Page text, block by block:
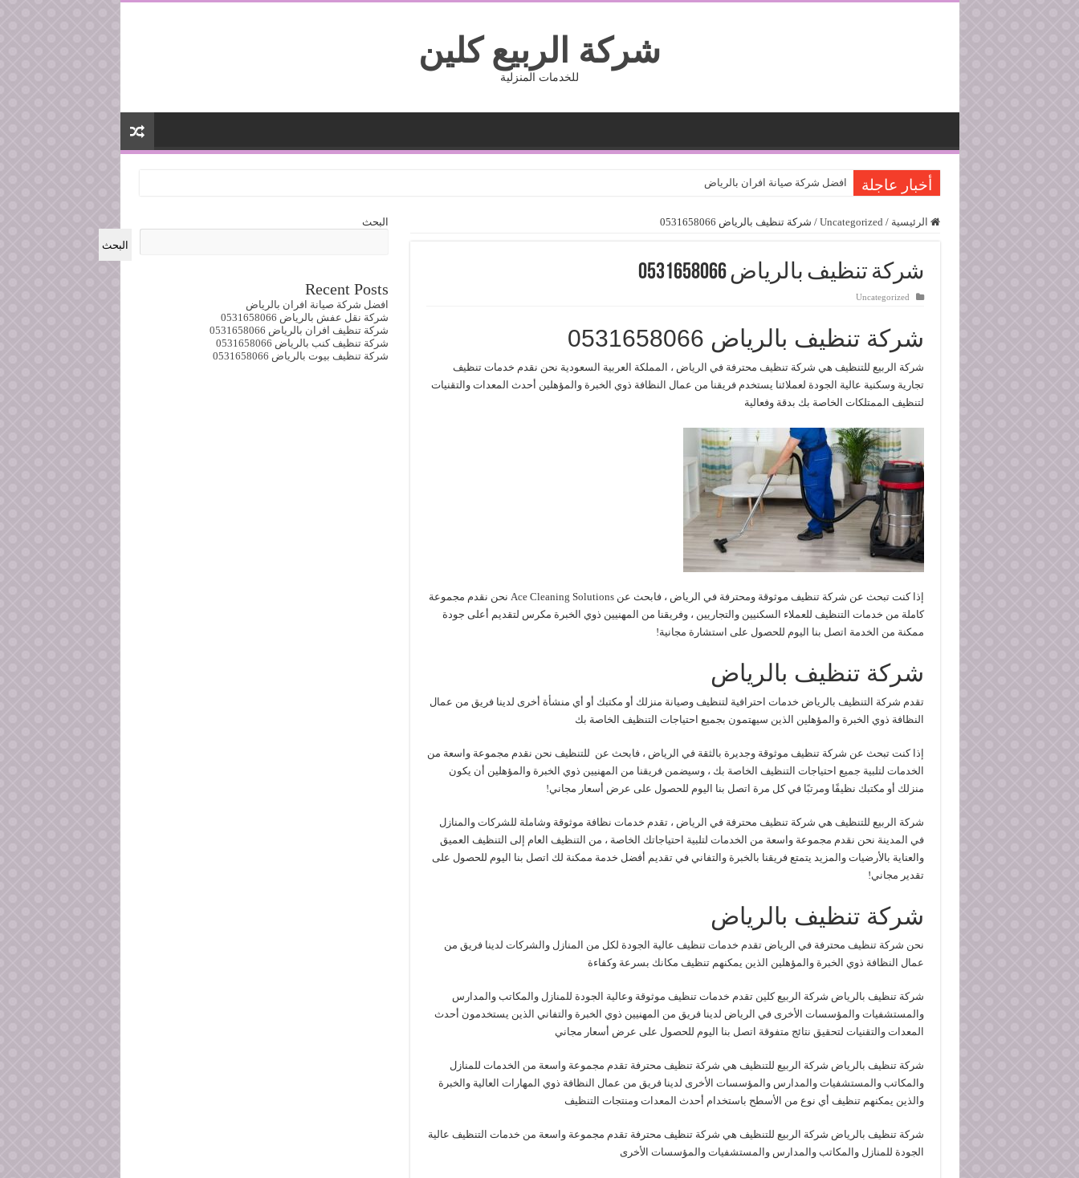
شركة الربيع كلين
للخدمات المنزلية
أخبار عاجلة افضل شركة صيانة افران بالرياض
الرئيسية /
Uncategorized
/ شركة تنظيف بالرياض 0531658066
شركة تنظيف بالرياض 0531658066
Uncategorized
شركة تنظيف بالرياض 0531658066
شركة الربيع للتنظيف هي شركة تنظيف محترفة في الرياض ، المملكة العربية السعودية نحن نقدم خدمات تنظيف
تجارية وسكنية عالية الجودة لعملائنا يستخدم فريقنا من عمال النظافة ذوي الخبرة والمؤهلين أحدث المعدات والتقنيات
لتنظيف الممتلكات الخاصة بك بدقة وفعالية
إذا كنت تبحث عن شركة تنظيف موثوقة ومحترفة في الرياض ، فابحث عن Ace Cleaning Solutions نحن نقدم مجموعة
كاملة من خدمات التنظيف للعملاء السكنيين والتجاريين ، وفريقنا من المهنيين ذوي الخبرة مكرس لتقديم أعلى جودة
ممكنة من الخدمة اتصل بنا اليوم للحصول على استشارة مجانية!
شركة تنظيف بالرياض
تقدم شركة التنظيف بالرياض خدمات احترافية لتنظيف وصيانة منزلك أو مكتبك أو أي منشأة أخرى لدينا فريق من عمال
النظافة ذوي الخبرة والمؤهلين الذين سيهتمون بجميع احتياجات التنظيف الخاصة بك
إذا كنت تبحث عن شركة تنظيف موثوقة وجديرة بالثقة في الرياض ، فابحث عن للتنظيف نحن نقدم مجموعة واسعة من
الخدمات لتلبية جميع احتياجات التنظيف الخاصة بك ، وسيضمن فريقنا من المهنيين ذوي الخبرة والمؤهلين أن يكون
منزلك أو مكتبك نظيفًا ومرتبًا في كل مرة اتصل بنا اليوم للحصول على عرض أسعار مجاني!
شركة الربيع للتنظيف هي شركة تنظيف محترفة في الرياض ، تقدم خدمات نظافة موثوقة وشاملة للشركات والمنازل
في المدينة نحن نقدم مجموعة واسعة من الخدمات لتلبية احتياجاتك الخاصة ، من التنظيف العام إلى التنظيف العميق
والعناية بالأرضيات والمزيد يتمتع فريقنا بالخبرة والتفاني في تقديم أفضل خدمة ممكنة لك اتصل بنا اليوم للحصول على
تقدير مجاني!
شركة تنظيف بالرياض
نحن شركة تنظيف محترفة في الرياض تقدم خدمات تنظيف عالية الجودة لكل من المنازل والشركات لدينا فريق من
عمال النظافة ذوي الخبرة والمؤهلين الذين يمكنهم تنظيف مكانك بسرعة وكفاءة
شركة تنظيف بالرياض شركة الربيع كلين تقدم خدمات تنظيف موثوقة وعالية الجودة للمنازل والمكاتب والمدارس
والمستشفيات والمؤسسات الأخرى في الرياض لدينا فريق من المهنيين ذوي الخبرة والتفاني الذين يستخدمون أحدث
المعدات والتقنيات لتحقيق نتائج متفوقة اتصل بنا اليوم للحصول على عرض أسعار مجاني
شركة تنظيف بالرياض شركة الربيع للتنظيف هي شركة تنظيف محترفة تقدم مجموعة واسعة من الخدمات للمنازل
والمكاتب والمستشفيات والمدارس والمؤسسات الأخرى لدينا فريق من عمال النظافة ذوي المهارات العالية والخبرة
والذين يمكنهم تنظيف أي نوع من الأسطح باستخدام أحدث المعدات ومنتجات التنظيف
شركة تنظيف بالرياض شركة الربيع للتنظيف هي شركة تنظيف محترفة تقدم مجموعة واسعة من خدمات التنظيف عالية
الجودة للمنازل والمكاتب والمدارس والمستشفيات والمؤسسات الأخرى
البحث
البحث
Recent Posts
افضل شركة صيانة افران بالرياض
شركة نقل عفش بالرياض 0531658066
شركة تنظيف افران بالرياض 0531658066
شركة تنظيف كنب بالرياض 0531658066
شركة تنظيف بيوت بالرياض 0531658066